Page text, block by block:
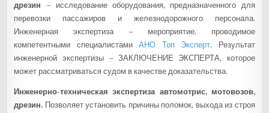
дрезин – исследование оборудования, предназначенного для
перевозки пассажиров и железнодорожного персонала.
Инженерная экспертиза – мероприятие, проводимое
компетентными специалистамиАНО Топ Эксперт. Результат
инженерной экспертизы – ЗАКЛЮЧЕНИЕ ЭКСПЕРТА, которое
может рассматриваться судом в качестве доказательства.
Инженерно-техническая экспертиза автомотрис, мотовозов,
дрезин. Позволяет установить причины поломок, выхода из строя